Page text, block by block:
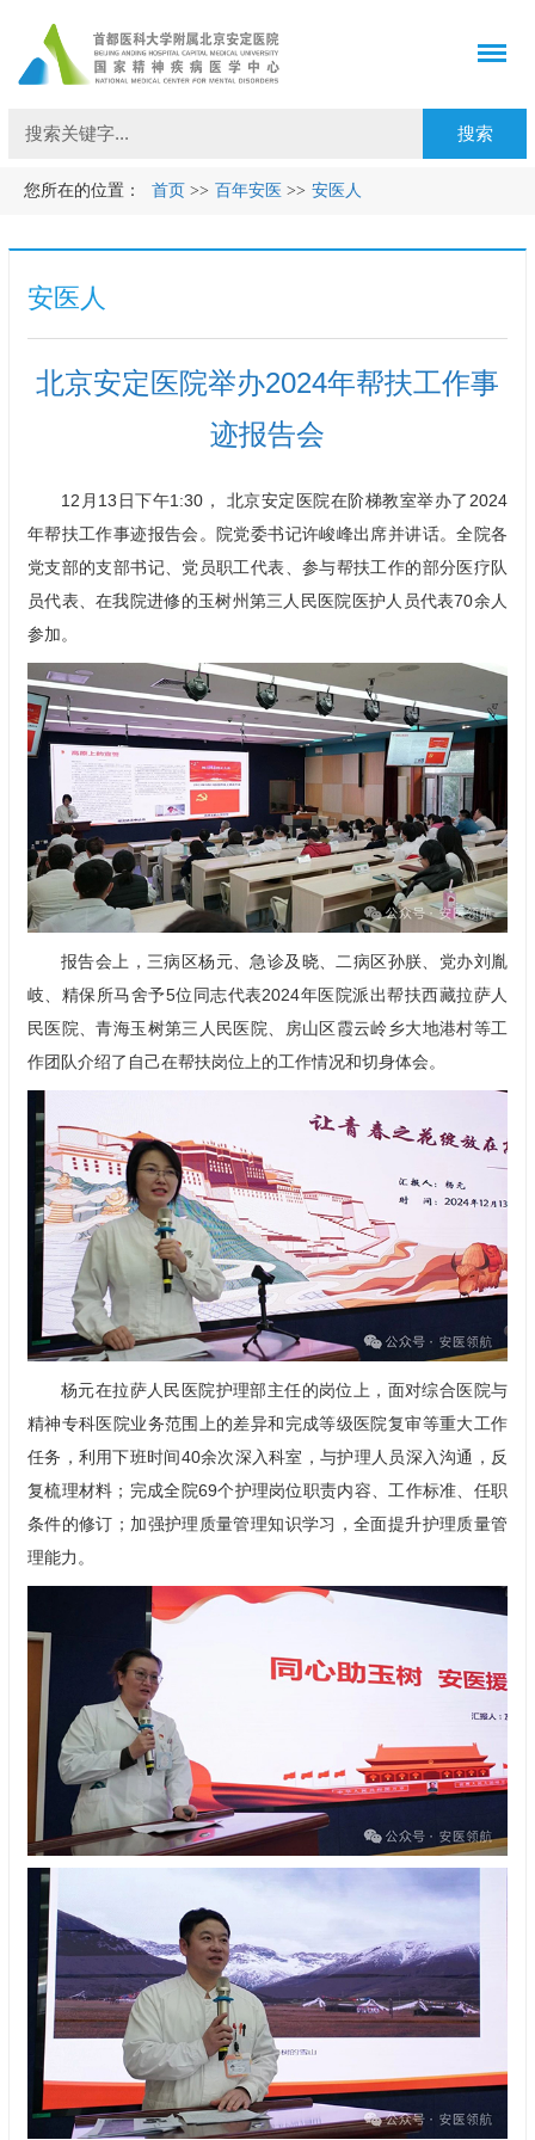
您所在的位置： 首页 >> 百年安医 >> 安医人
安医人
北京安定医院举办2024年帮扶工作事
迹报告会
12月13日下午1:30， 北京安定医院在阶梯教室举办了2024
年帮扶工作事迹报告会。院党委书记许峻峰出席并讲话。全院各
党支部的支部书记、党员职工代表、参与帮扶工作的部分医疗队
员代表、在我院进修的玉树州第三人民医院医护人员代表70余人
参加。
报告会上，三病区杨元、急诊及晓、二病区孙朕、党办刘胤
岐、精保所马舍予5位同志代表2024年医院派出帮扶西藏拉萨人
民医院、青海玉树第三人民医院、房山区霞云岭乡大地港村等工
作团队介绍了自己在帮扶岗位上的工作情况和切身体会。
杨元在拉萨人民医院护理部主任的岗位上，面对综合医院与
精神专科医院业务范围上的差异和完成等级医院复审等重大工作
任务，利用下班时间40余次深入科室，与护理人员深入沟通，反
复梳理材料；完成全院69个护理岗位职责内容、工作标准、任职
条件的修订；加强护理质量管理知识学习，全面提升护理质量管
理能力。